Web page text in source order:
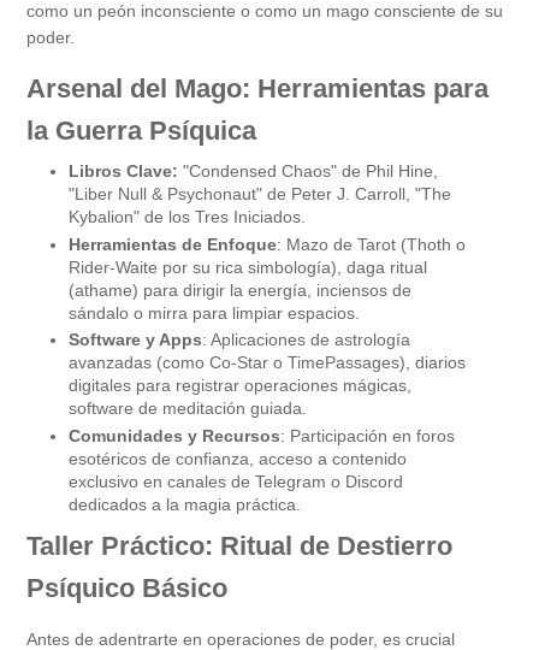
como un peón inconsciente o como un mago consciente de su
poder.
Arsenal del Mago: Herramientas para
la Guerra Psíquica
Libros Clave: "Condensed Chaos" de Phil Hine,
"Liber Null & Psychonaut" de Peter J. Carroll, "The
Kybalion" de los Tres Iniciados.
Herramientas de Enfoque: Mazo de Tarot (Thoth o
Rider-Waite por su rica simbología), daga ritual
(athame) para dirigir la energía, inciensos de
sándalo o mirra para limpiar espacios.
Software y Apps: Aplicaciones de astrología
avanzadas (como Co-Star o TimePassages), diarios
digitales para registrar operaciones mágicas,
software de meditación guiada.
Comunidades y Recursos: Participación en foros
esotéricos de confianza, acceso a contenido
exclusivo en canales de Telegram o Discord
dedicados a la magia práctica.
Taller Práctico: Ritual de Destierro
Psíquico Básico
Antes de adentrarte en operaciones de poder, es crucial